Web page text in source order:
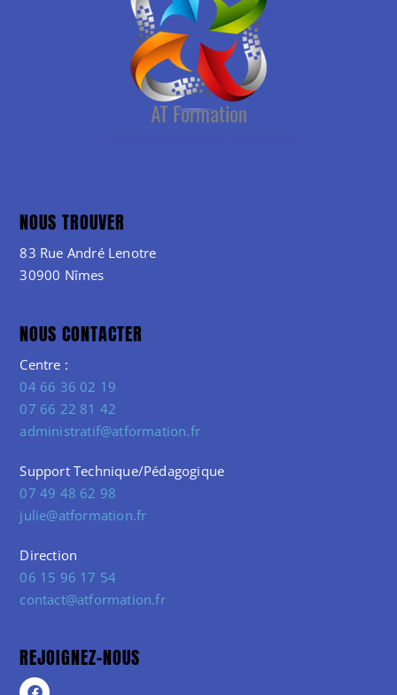
NOUS TROUVER
83 Rue André Lenotre
30900 Nîmes
NOUS CONTACTER
Centre :
04 66 36 02 19
07 66 22 81 42
administratif@atformation.fr
Support Technique/Pédagogique
07 49 48 62 98
julie@atformation.fr
Direction
06 15 96 17 54
contact@atformation.fr
REJOIGNEZ-NOUS